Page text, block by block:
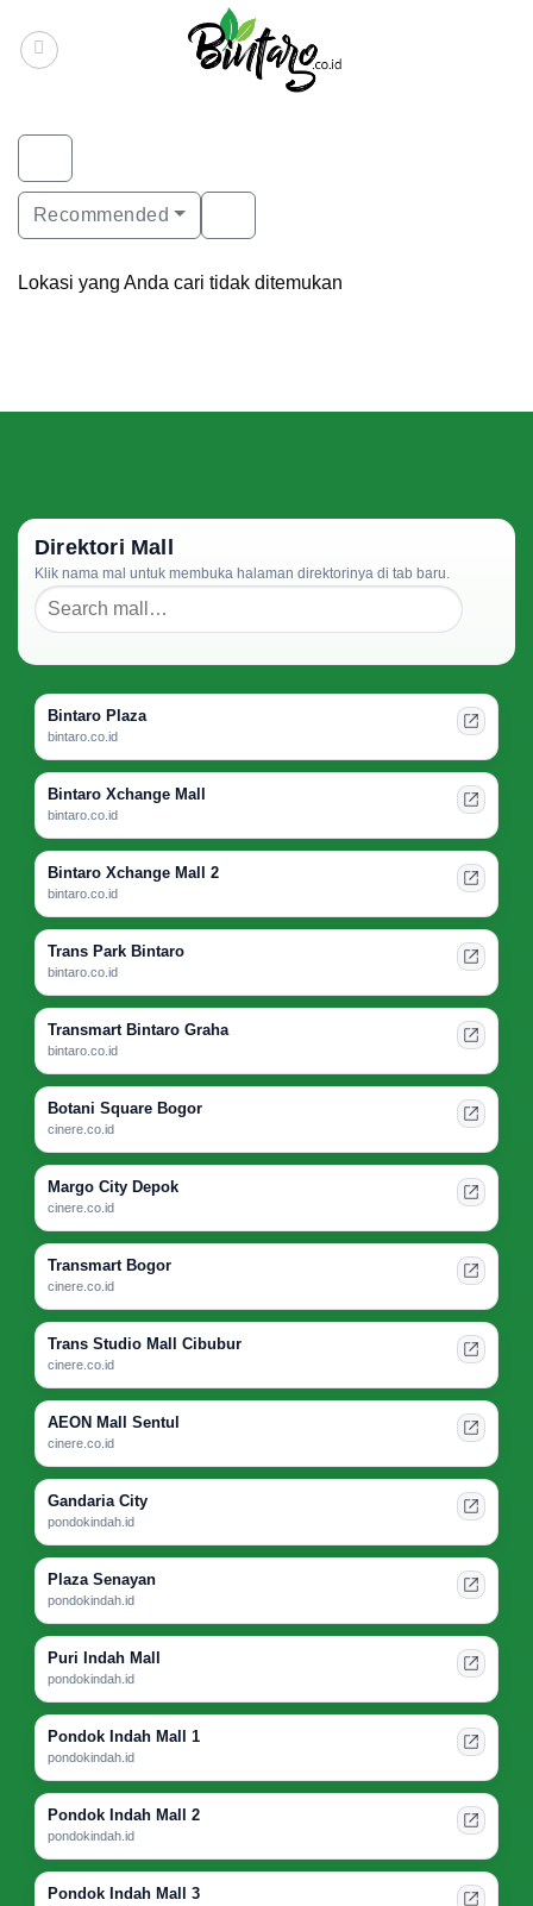
content
Recommended
Lokasi yang Anda cari tidak ditemukan
Direktori Mall
Klik nama mal untuk membuka halaman direktorinya di tab baru.
Bintaro Plaza
bintaro.co.id
Bintaro Xchange Mall
bintaro.co.id
Bintaro Xchange Mall 2
bintaro.co.id
Trans Park Bintaro
bintaro.co.id
Transmart Bintaro Graha
bintaro.co.id
Botani Square Bogor
cinere.co.id
Margo City Depok
cinere.co.id
Transmart Bogor
cinere.co.id
Trans Studio Mall Cibubur
cinere.co.id
AEON Mall Sentul
cinere.co.id
Gandaria City
pondokindah.id
Plaza Senayan
pondokindah.id
Puri Indah Mall
pondokindah.id
Pondok Indah Mall 1
pondokindah.id
Pondok Indah Mall 2
pondokindah.id
Pondok Indah Mall 3